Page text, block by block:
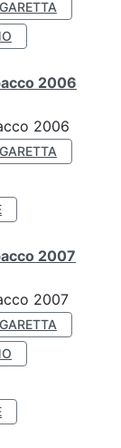
2006
2006
2007
2007